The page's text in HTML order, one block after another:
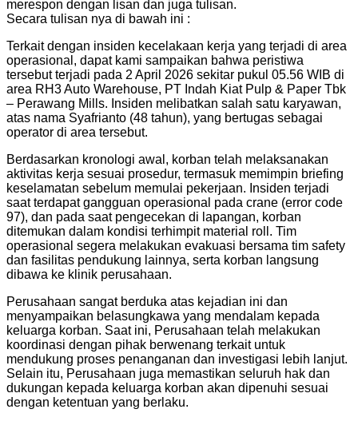
merespon dengan lisan dan juga tulisan.
Secara tulisan nya di bawah ini :
Terkait dengan insiden kecelakaan kerja yang terjadi di area
operasional, dapat kami sampaikan bahwa peristiwa
tersebut terjadi pada 2 April 2026 sekitar pukul 05.56 WIB di
area RH3 Auto Warehouse, PT Indah Kiat Pulp & Paper Tbk
– Perawang Mills. Insiden melibatkan salah satu karyawan,
atas nama Syafrianto (48 tahun), yang bertugas sebagai
operator di area tersebut.
Berdasarkan kronologi awal, korban telah melaksanakan
aktivitas kerja sesuai prosedur, termasuk memimpin briefing
keselamatan sebelum memulai pekerjaan. Insiden terjadi
saat terdapat gangguan operasional pada crane (error code
97), dan pada saat pengecekan di lapangan, korban
ditemukan dalam kondisi terhimpit material roll. Tim
operasional segera melakukan evakuasi bersama tim safety
dan fasilitas pendukung lainnya, serta korban langsung
dibawa ke klinik perusahaan.
Perusahaan sangat berduka atas kejadian ini dan
menyampaikan belasungkawa yang mendalam kepada
keluarga korban. Saat ini, Perusahaan telah melakukan
koordinasi dengan pihak berwenang terkait untuk
mendukung proses penanganan dan investigasi lebih lanjut.
Selain itu, Perusahaan juga memastikan seluruh hak dan
dukungan kepada keluarga korban akan dipenuhi sesuai
dengan ketentuan yang berlaku.